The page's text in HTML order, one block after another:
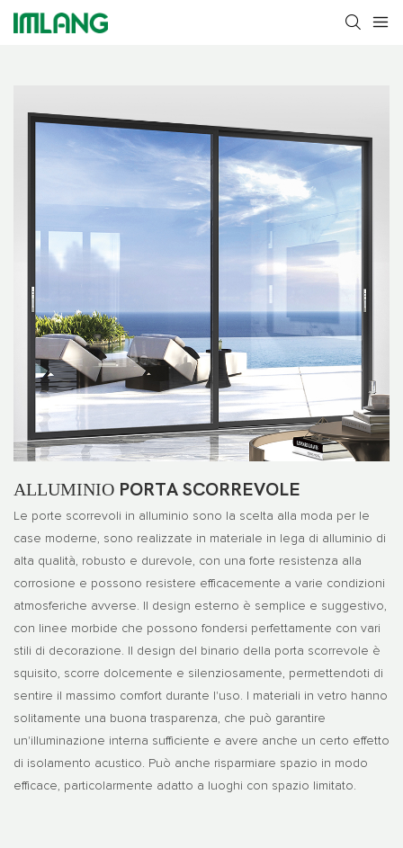
ALLUMINIO PORTA SCORREVOLE
Le porte scorrevoli in alluminio sono la scelta alla moda per le
case moderne, sono realizzate in materiale in lega di alluminio di
alta qualità, robusto e durevole, con una forte resistenza alla
corrosione e possono resistere efficacemente a varie condizioni
atmosferiche avverse. Il design esterno è semplice e suggestivo,
con linee morbide che possono fondersi perfettamente con vari
stili di decorazione. Il design del binario della porta scorrevole è
squisito, scorre dolcemente e silenziosamente, permettendoti di
sentire il massimo comfort durante l'uso. I materiali in vetro hanno
solitamente una buona trasparenza, che può garantire
un'illuminazione interna sufficiente e avere anche un certo effetto
di isolamento acustico. Può anche risparmiare spazio in modo
efficace, particolarmente adatto a luoghi con spazio limitato.